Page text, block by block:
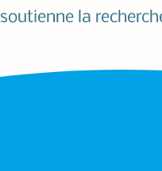
soutienne la